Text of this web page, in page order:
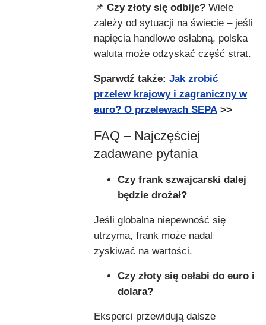
📌 Czy złoty się odbije? Wiele
zależy od sytuacji na świecie – jeśli
napięcia handlowe osłabną, polska
waluta może odzyskać część strat.
Sparwdź także: Jak zrobić
przelew krajowy i zagraniczny w
euro? O przelewach SEPA >>
FAQ – Najczęściej
zadawane pytania
Czy frank szwajcarski dalej
będzie drożał?
Jeśli globalna niepewność się
utrzyma, frank może nadal
zyskiwać na wartości.
Czy złoty się osłabi do euro i
dolara?
Eksperci przewidują dalsze